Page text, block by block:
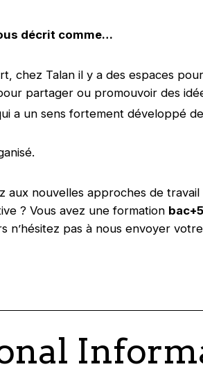
décrit comme…
chez Talan il y a des espaces
partager ou promouvoir des
a un sens fortement développé
aux nouvelles approches de
? Vous avez une formation bac+5
n’hésitez pas à nous envoyer